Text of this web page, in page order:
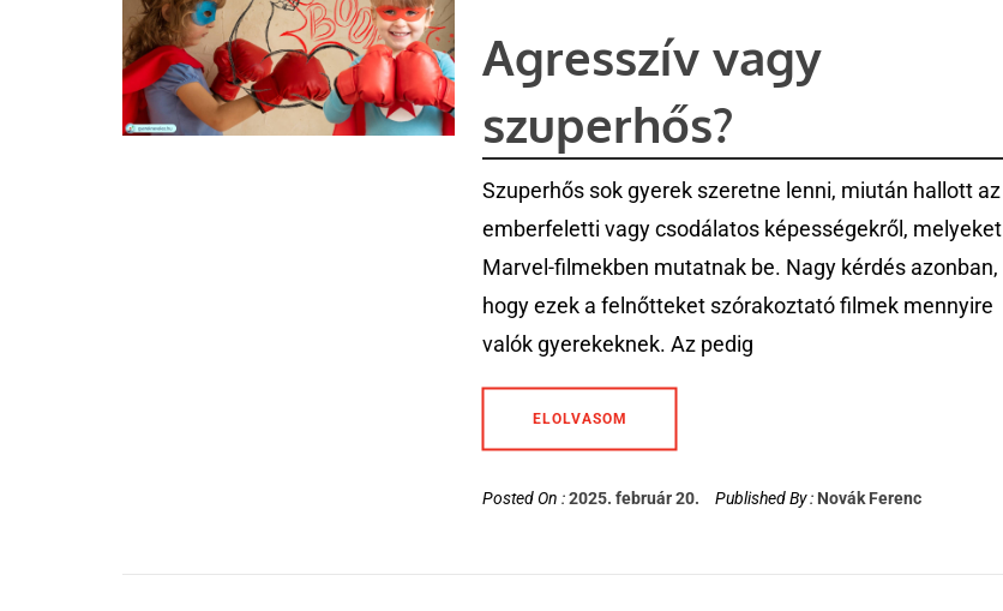
Agresszív vagy
szuperhős?
Szuperhős sok gyerek szeretne lenni, miután hallott az
emberfeletti vagy csodálatos képességekről, melyeket
Marvel-filmekben mutatnak be. Nagy kérdés azonban,
hogy ezek a felnőtteket szórakoztató filmek mennyire
valók gyerekeknek. Az pedig
ELOLVASOM
Posted On :2025. február 20. Published By : Novák Ferenc